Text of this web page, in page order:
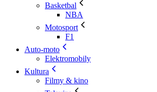
Basketbal
NBA
Motosport
F1
Auto-moto
Elektromobily
Kultura
Filmy & kino